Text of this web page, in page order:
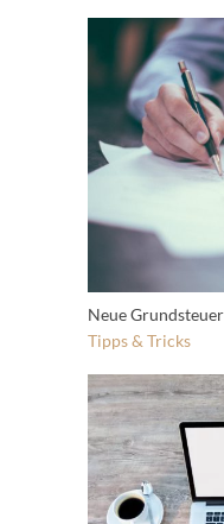
Neue
Tipps & Tricks